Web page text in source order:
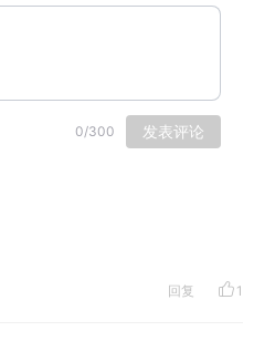
0/300 发表评论
回复 1